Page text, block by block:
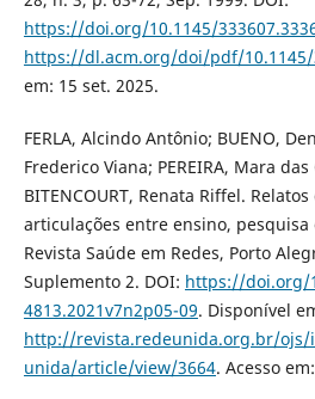
https://doi.org/10.1145/
https://dl.acm.org/doi/pdf/10.1145/
em: 15 set. 2025.
FERLA, Alcindo Antônio; BUENO,
Frederico Viana; PEREIRA, Mara das
BITENCOURT, Renata Riffel.
articulações entre ensino,
Revista Saúde em Redes, Porto
Suplemento 2. DOI: https://doi.org/
4813.2021v7n2p05-09. Disponível
http://revista.redeunida.org.br/ojs/
unida/article/view/3664. Acesso